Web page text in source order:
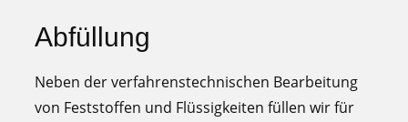
Abfüllung
Neben der verfahrenstechnischen Bearbeitung
von Feststoffen und Flüssigkeiten füllen wir für